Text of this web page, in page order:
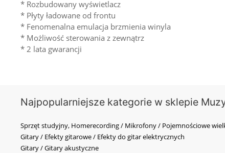
* Rozbudowany wyświetlacz
* Płyty ładowane od frontu
* Fenomenalna emulacja brzmienia winyla
* Możliwość sterowania z zewnątrz
* 2 lata gwarancji
Najpopularniejsze kategorie w sklepie
Sprzęt studyjny, Homerecording / Mikrofony / Pojemnościowe
Gitary / Efekty gitarowe / Efekty do gitar elektrycznych
Gitary / Gitary akustyczne